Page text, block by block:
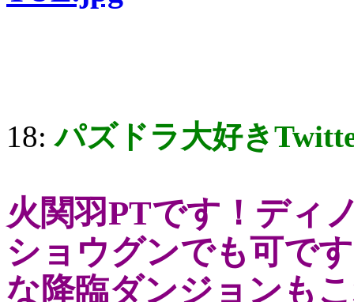
18:パズドラ大好き
火関羽PTです！ディ
ショウグンでも可で
な降臨ダンジョンも